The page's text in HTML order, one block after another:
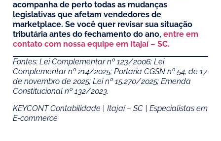
acompanha de perto todas as mudanças
legislativas que afetam vendedores de
marketplace. Se você quer revisar sua situação
tributária antes do fechamento do ano, entre em
contato com nossa equipe em Itajaí – SC.
Fontes: Lei Complementar nº 123/2006; Lei
Complementar nº 214/2025; Portaria CGSN nº 54, de 17
de novembro de 2025; Lei nº 15.270/2025; Emenda
Constitucional nº 132/2023.
KEYCONT Contabilidade | Itajaí – SC | Especialistas em
E-commerce